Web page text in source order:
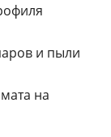
и пыли
на